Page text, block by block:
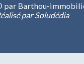
Barthou-
par Soludédia